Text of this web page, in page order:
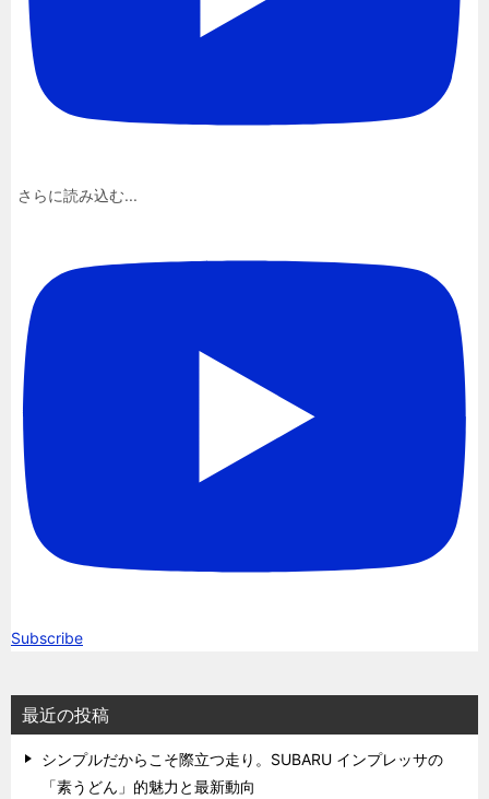
さらに読み込む...
Subscribe
最近の投稿
シンプルだからこそ際立つ走り。SUBARU インプレッサの
「素うどん」的魅力と最新動向